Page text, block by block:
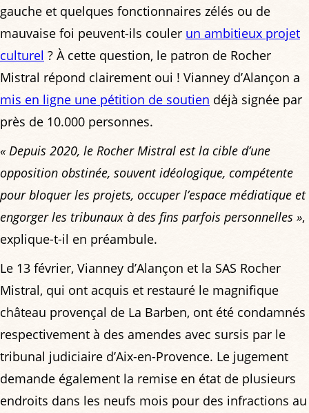
gauche et quelques fonctionnaires zélés ou de
mauvaise foi peuvent-ils couler un ambitieux projet
culturel ? À cette question, le patron de Rocher
Mistral répond clairement oui ! Vianney d’Alançon a
mis en ligne une pétition de soutien déjà signée par
près de 10.000 personnes.
« Depuis 2020, le Rocher Mistral est la cible d’une
opposition obstinée, souvent idéologique, compétente
pour bloquer les projets, occuper l’espace médiatique et
engorger les tribunaux à des fins parfois personnelles »,
explique-t-il en préambule.
Le 13 février, Vianney d’Alançon et la SAS Rocher
Mistral, qui ont acquis et restauré le magnifique
château provençal de La Barben, ont été condamnés
respectivement à des amendes avec sursis par le
tribunal judiciaire d’Aix-en-Provence. Le jugement
demande également la remise en état de plusieurs
endroits dans les neufs mois pour des infractions au